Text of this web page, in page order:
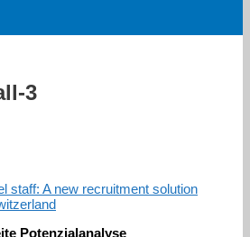
3
staff: A new recruitment solution
Potenzialanalyse